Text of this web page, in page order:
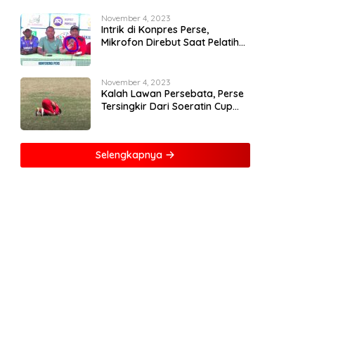
November 4, 2023
Intrik di Konpres Perse,
Mikrofon Direbut Saat Pelatih
November 4, 2023
Kalah Lawan Persebata, Perse
Tersingkir Dari Soeratin Cup
Selengkapnya